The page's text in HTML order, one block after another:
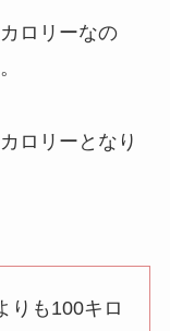
ロリーなの
ロリーとなり
りも100キロ